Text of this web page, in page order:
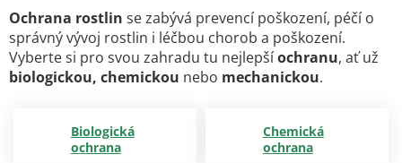
Ochrana rostlin se zabývá prevencí poškození, péčí o
správný vývoj rostlin i léčbou chorob a poškození.
Vyberte si pro svou zahradu tu nejlepšíochranu, ať už
biologickou, chemickou nebo mechanickou.
Biologická
ochrana
Chemická
ochrana